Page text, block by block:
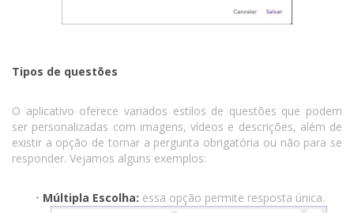
Tipos de questões
O aplicativo oferece variados estilos de questões que podem
ser personalizadas com imagens, vídeos e descrições, além de
existir a opção de tornar a pergunta obrigatória ou não para se
responder. Vejamos alguns exemplos:
• Múltipla Escolha: essa opção permite resposta única.